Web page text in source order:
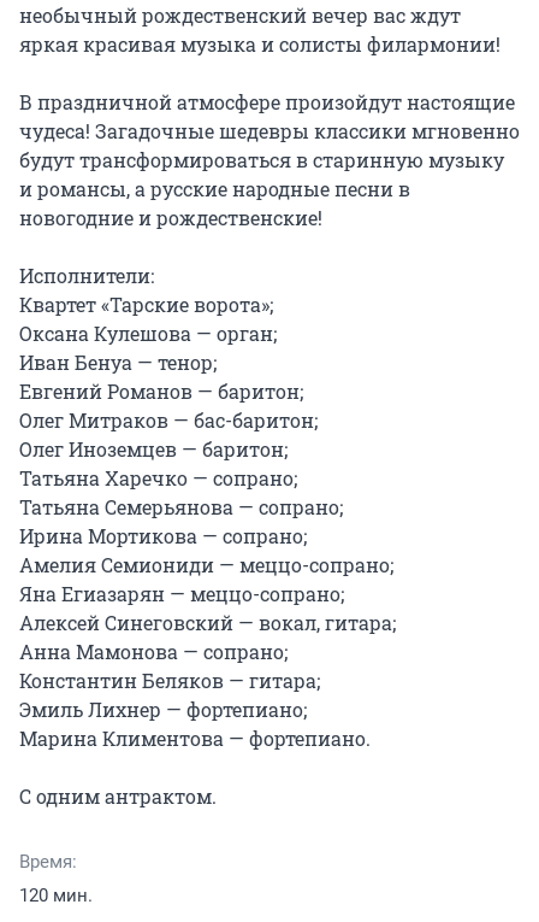
необычный рождественский вечер вас ждут
яркая красивая музыка и солисты филармонии!
В праздничной атмосфере произойдут настоящие
чудеса! Загадочные шедевры классики мгновенно
будут трансформироваться в старинную музыку
и романсы, а русские народные песни в
новогодние и рождественские!
Исполнители:
Квартет «Тарские ворота»;
Оксана Кулешова — орган;
Иван Бенуа — тенор;
Евгений Романов — баритон;
Олег Митраков — бас-баритон;
Олег Иноземцев — баритон;
Татьяна Харечко — сопрано;
Татьяна Семерьянова — сопрано;
Ирина Мортикова — сопрано;
Амелия Семиониди — меццо-сопрано;
Яна Егиазарян — меццо-сопрано;
Алексей Синеговский — вокал, гитара;
Анна Мамонова — сопрано;
Константин Беляков — гитара;
Эмиль Лихнер — фортепиано;
Марина Климентова — фортепиано.
С одним антрактом.
Время:
120 мин.